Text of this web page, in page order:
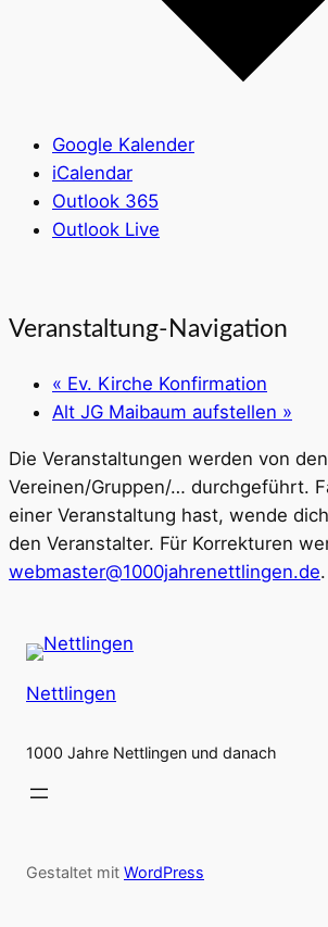
Google Kalender
iCalendar
Outlook 365
Outlook Live
Veranstaltung-Navigation
« Ev. Kirche Konfirmation
Alt JG Maibaum aufstellen »
Die Veranstaltungen werden von
Vereinen/Gruppen/… durchgeführt.
einer Veranstaltung hast, wende
den Veranstalter. Für Korrekturen
webmaster@1000jahrenettlingen.de
Nettlingen
1000 Jahre Nettlingen und danach
Gestaltet mit WordPress